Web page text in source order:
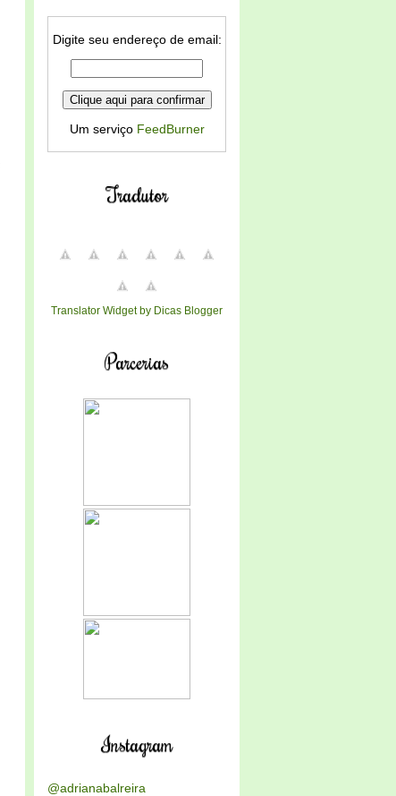
Digite seu endereço de email:
Um serviço FeedBurner
Tradutor
Translator Widget by Dicas Blogger
Parcerias
Instagram
@adrianabalreira